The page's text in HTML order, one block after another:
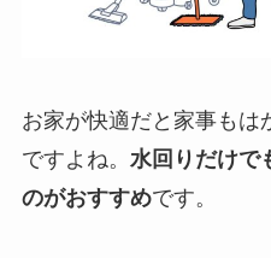
お家が快適だと家事もは
ですよね。 水回りだけで
のがおすすめです。